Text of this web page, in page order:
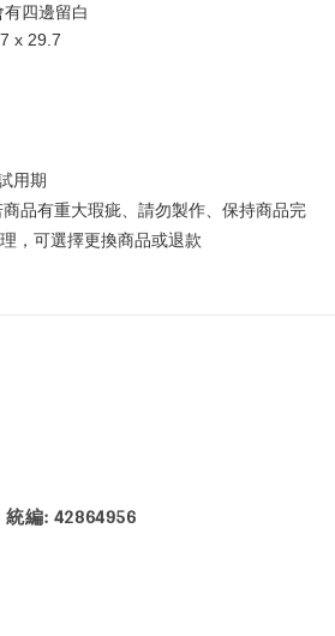
四邊留白
x 29.7
用期
品有重大瑕疵、請勿製作、保持商品完
，可選擇更換商品或退款
編: 42864956